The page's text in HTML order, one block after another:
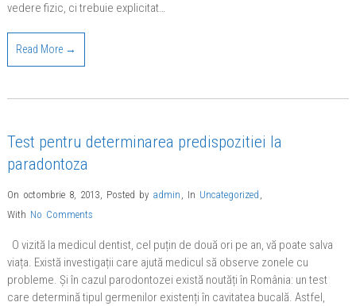
vedere fizic, ci trebuie explicitat…
Read More →
Test pentru determinarea predispozitiei la
paradontoza
On octombrie 8, 2013, Posted by admin , In Uncategorized ,
With No Comments
O vizită la medicul dentist, cel puțin de două ori pe an, vă poate salva
viața. Există investigații care ajută medicul să observe zonele cu
probleme. Și în cazul parodontozei există noutăți în România: un test
care determină tipul germenilor existenți în cavitatea bucală. Astfel,